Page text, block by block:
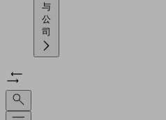
与
公